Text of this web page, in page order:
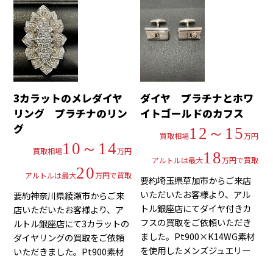
3カラットのメレダイヤ
リング プラチナのリン
グ
買取相場10～14万円
アルトルは最大20万円で買取
要約神奈川県綾瀬市からご来
店いただいたお客様より、ア
ルトル銀座店にて3カラットの
ダイヤリングの買取をご依頼
いただきました。Pt900素材
ダイヤ プラチナとホワ
イトゴールドのカフス
買取相場12～15万円
アルトルは最大18万円で買取
要約埼玉県草加市からご来店
いただいたお客様より、アル
トル銀座店にてダイヤ付きカ
フスの買取をご依頼いただき
ました。Pt900×K14WG素材
を使用したメンズジュエリー